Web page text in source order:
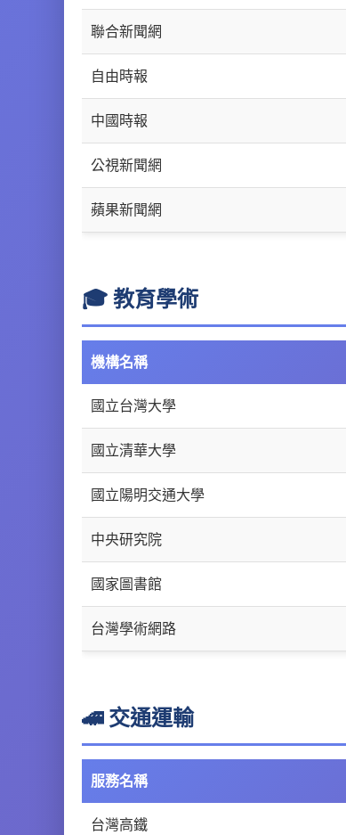
聯合新聞網
自由時報
中國時報
公視新聞網
蘋果新聞網
🎓 教育學術
機構名稱
國立台灣大學
國立清華大學
國立陽明交通大學
中央研究院
國家圖書館
台灣學術網路
🚄 交通運輸
服務名稱
台灣高鐵